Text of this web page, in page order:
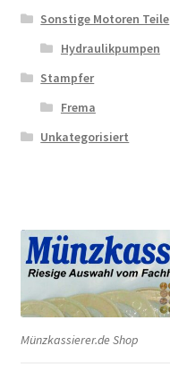
Sonstige Motoren Teile
Hydraulikpumpen
Stampfer
Frema
Unkategorisiert
Münzkassierer.de Shop